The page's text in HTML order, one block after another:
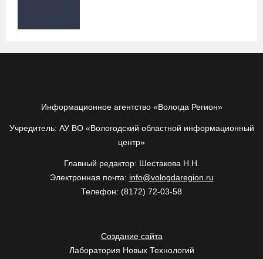
Информационное агентство «Вологда Регион»
Учредитель: АУ ВО «Вологодский областной информационный
центр»
Главный редактор: Шестакова Н.Н.
Электронная почта: info@vologdaregion.ru
Телефон: (8172) 72-03-58
Создание сайта
Лаборатория Новых Технологий